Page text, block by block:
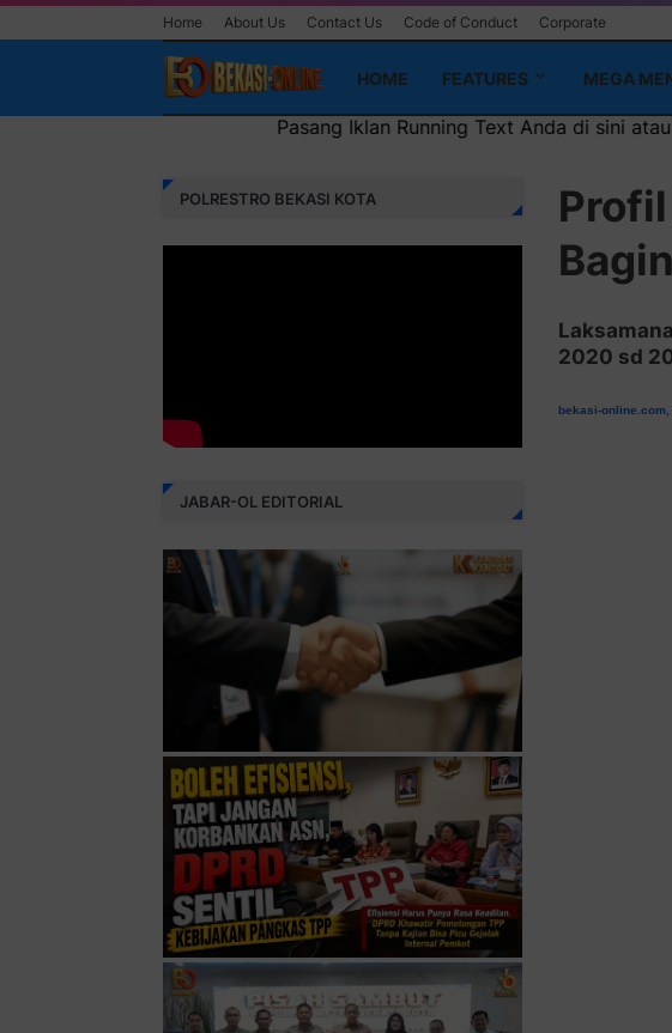
Home About Us Contact Us Code of Conduct Corporate
HOME FEATURES MEGA
Pasang Iklan Running Text Anda di sini atau bisa juga sebagai iklan
2020 sd
bekasi-online.com
POLRESTRO BEKASI KOTA
JABAR-OL EDITORIAL